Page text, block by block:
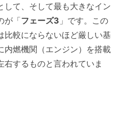
して、そして最も大きなイン
が「フェーズ3 」です。この
比較にならないほど厳しい基
内燃機関（エンジン）を搭載
するものと言われていま